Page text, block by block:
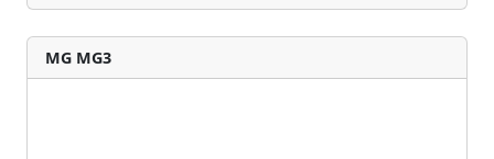
MG MG3